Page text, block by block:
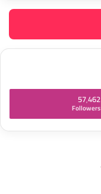
57٬462
Followers